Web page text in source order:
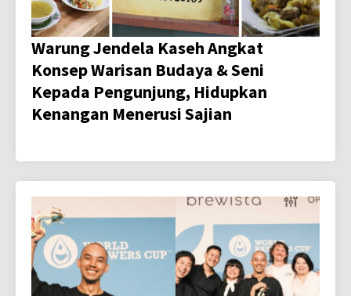
Warung Jendela Kaseh Angkat
Konsep Warisan Budaya & Seni
Kepada Pengunjung, Hidupkan
Kenangan Menerusi Sajian